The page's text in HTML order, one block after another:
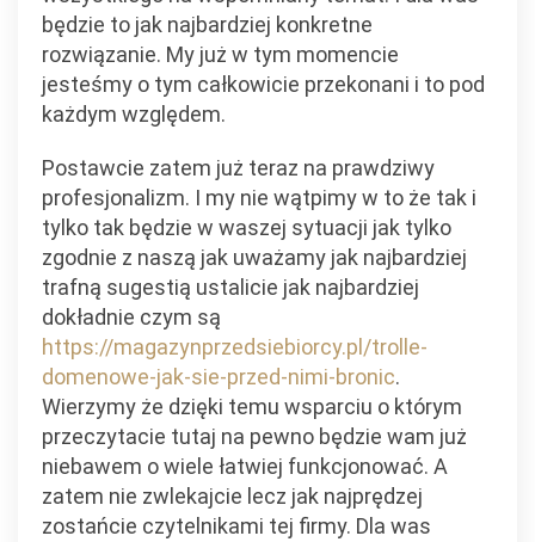
będzie to jak najbardziej konkretne
rozwiązanie. My już w tym momencie
jesteśmy o tym całkowicie przekonani i to pod
każdym względem.
Postawcie zatem już teraz na prawdziwy
profesjonalizm. I my nie wątpimy w to że tak i
tylko tak będzie w waszej sytuacji jak tylko
zgodnie z naszą jak uważamy jak najbardziej
trafną sugestią ustalicie jak najbardziej
dokładnie czym są
https://magazynprzedsiebiorcy.pl/trolle-
domenowe-jak-sie-przed-nimi-bronic.
Wierzymy że dzięki temu wsparciu o którym
przeczytacie tutaj na pewno będzie wam już
niebawem o wiele łatwiej funkcjonować. A
zatem nie zwlekajcie lecz jak najprędzej
zostańcie czytelnikami tej firmy. Dla was